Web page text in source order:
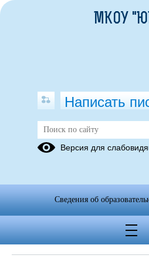
Объём
Поступление
материальных
финансового года
МКОУ
Написать
Версия для
Сведения об